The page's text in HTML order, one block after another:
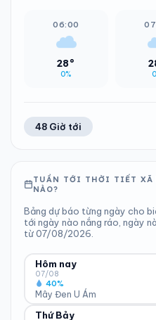
06:00
28°
0%
48 Giờ tới
TUẦN TỚI THỜI TIẾT XÃ
NÀO?
Bảng dự báo từng ngày cho
tới ngày nào nắng ráo, ngày
từ 07/08/2026.
Hôm nay
07/08
Mây Đen U Ám
40%
ĐỘ ẨM
Thứ Bảy